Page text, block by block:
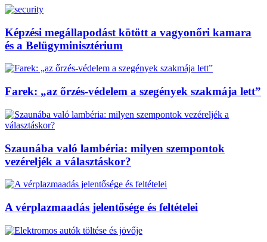
Képzési megállapodást kötött a vagyonőri kamara
és a Belügyminisztérium
Farek: „az őrzés-védelem a szegények szakmája lett”
Szaunába való lambéria: milyen szempontok
vezéreljék a választáskor?
A vérplazmaadás jelentősége és feltételei